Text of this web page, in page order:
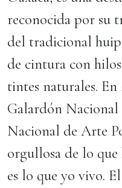
reconocida por su
del tradicional
de cintura con
tintes naturales.
Galardón
Nacional de Arte
orgullosa de lo
es lo que yo vivo.